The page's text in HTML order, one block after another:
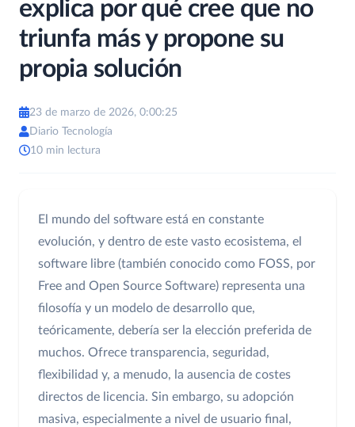
explica por qué cree que no
triunfa más y propone su
propia solución
23 de marzo de 2026, 0:00:25
Diario Tecnología
10 min lectura
El mundo del software está en constante
evolución, y dentro de este vasto ecosistema, el
software libre (también conocido como FOSS, por
Free and Open Source Software) representa una
filosofía y un modelo de desarrollo que,
teóricamente, debería ser la elección preferida de
muchos. Ofrece transparencia, seguridad,
flexibilidad y, a menudo, la ausencia de costes
directos de licencia. Sin embargo, su adopción
masiva, especialmente a nivel de usuario final,